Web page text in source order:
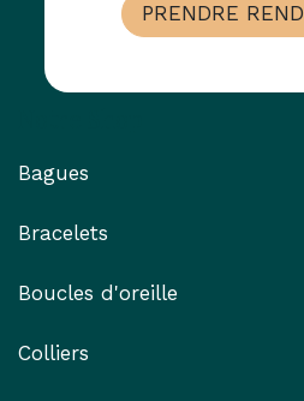
PRENDRE
Bagues
Bracelets
Boucles d'oreille
Colliers